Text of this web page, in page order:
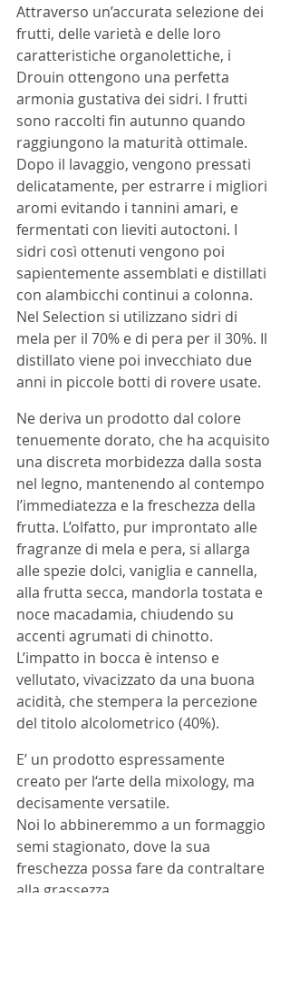
Attraverso un’accurata selezione dei
frutti, delle varietà e delle loro
caratteristiche organolettiche, i
Drouin ottengono una perfetta
armonia gustativa dei sidri. I frutti
sono raccolti fin autunno quando
raggiungono la maturità ottimale.
Dopo il lavaggio, vengono pressati
delicatamente, per estrarre i migliori
aromi evitando i tannini amari, e
fermentati con lieviti autoctoni. I
sidri così ottenuti vengono poi
sapientemente assemblati e distillati
con alambicchi continui a colonna.
Nel Selection si utilizzano sidri di
mela per il 70% e di pera per il 30%. Il
distillato viene poi invecchiato due
anni in piccole botti di rovere usate.
Ne deriva un prodotto dal colore
tenuemente dorato, che ha acquisito
una discreta morbidezza dalla sosta
nel legno, mantenendo al contempo
l’immediatezza e la freschezza della
frutta. L’olfatto, pur improntato alle
fragranze di mela e pera, si allarga
alle spezie dolci, vaniglia e cannella,
alla frutta secca, mandorla tostata e
noce macadamia, chiudendo su
accenti agrumati di chinotto.
L’impatto in bocca è intenso e
vellutato, vivacizzato da una buona
acidità, che stempera la percezione
del titolo alcolometrico (40%).
E’ un prodotto espressamente
creato per l‘arte della mixology, ma
decisamente versatile.
Noi lo abbineremmo a un formaggio
semi stagionato, dove la sua
freschezza possa fare da contraltare
alla grassezza.